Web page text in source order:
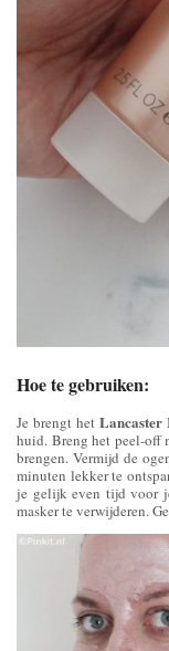
Hoe te gebruiken:
Je brengt het Lancaster
huid. Breng het peel-off
brengen. Vermijd de
minuten lekker te
je gelijk even tijd voor
masker te verwijderen.